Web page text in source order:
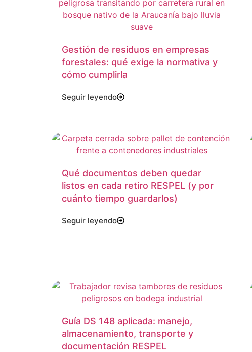
Gestión de residuos en empresas
forestales: qué exige la normativa y
cómo cumplirla
Seguir leyendo
Qué documentos deben quedar
listos en cada retiro RESPEL (y por
cuánto tiempo guardarlos)
Seguir leyendo
Guía DS 148 aplicada: manejo,
almacenamiento, transporte y
documentación RESPEL